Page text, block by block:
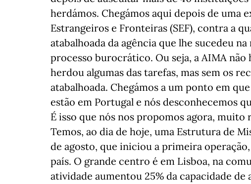
herdámos. Chegámos aqui depois de uma
Estrangeiros e Fronteiras (SEF), contra a
atabalhoada da agência que lhe sucedeu
processo burocrático. Ou seja, a AIMA não
herdou algumas das tarefas, mas sem os
atabalhoada. Chegámos a um ponto em
estão em Portugal e nós desconhecemos
É isso que nós nos propomos agora,
Temos, ao dia de hoje, uma Estrutura de
de agosto, que iniciou a primeira
país. O grande centro é em Lisboa, na
atividade aumentou 25% da capacidade